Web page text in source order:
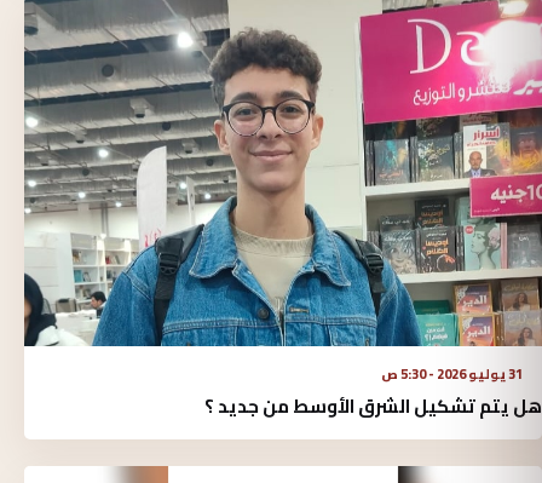
31 يوليو 2026 - 5:30 ص
هل يتم تشكيل الشرق الأوسط من جديد ؟